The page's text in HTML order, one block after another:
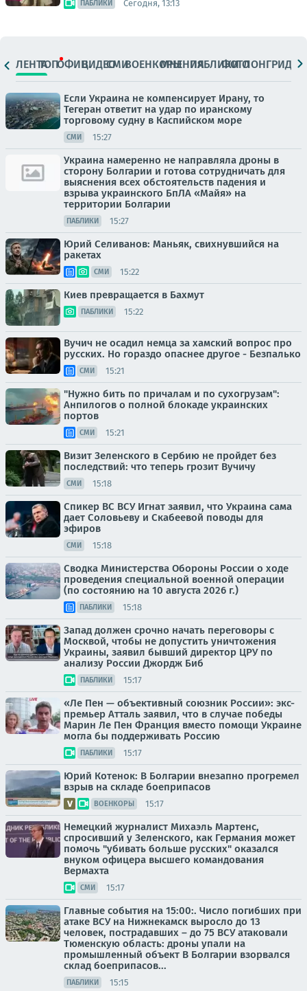
ПАБЛИКИ Сегодня, 13:13
ЛЕНТАТОПОФИЦ.ВИДЕОСМИВОЕНКОРЫМНЕНИЯПАБЛИКИ
ФОТОЛОНГРИДЫ
Если Украина не компенсирует Ирану, то
Тегеран ответит на удар по иранскому
торговому судну в Каспийском море
СМИ 15:27
Украина намеренно не направляла дроны в
сторону Болгарии и готова сотрудничать для
выяснения всех обстоятельств падения и
взрыва украинского БпЛА «Майя» на
территории Болгарии
ПАБЛИКИ 15:27
Юрий Селиванов: Маньяк, свихнувшийся на
ракетах
СМИ 15:22
Киев превращается в Бахмут
ПАБЛИКИ 15:22
Вучич не осадил немца за хамский вопрос про
русских. Но гораздо опаснее другое - Безпалько
СМИ 15:21
"Нужно бить по причалам и по сухогрузам":
Анпилогов о полной блокаде украинских
портов
СМИ 15:21
Визит Зеленского в Сербию не пройдет без
последствий: что теперь грозит Вучичу
СМИ 15:18
Спикер ВС ВСУ Игнат заявил, что Украина сама
дает Соловьеву и Скабеевой поводы для
эфиров
СМИ 15:18
Сводка Министерства Обороны России о ходе
проведения специальной военной операции
(по состоянию на 10 августа 2026 г.)
ПАБЛИКИ 15:18
Запад должен срочно начать переговоры с
Москвой, чтобы не допустить уничтожения
Украины, заявил бывший директор ЦРУ по
анализу России Джордж Биб
ПАБЛИКИ 15:17
«Ле Пен — объективный союзник России»: экс-
премьер Атталь заявил, что в случае победы
Марин Ле Пен Франция вместо помощи Украине
могла бы поддерживать Россию
ПАБЛИКИ 15:17
Юрий Котенок: В Болгарии внезапно прогремел
взрыв на складе боеприпасов
ВОЕНКОРЫ 15:17
Немецкий журналист Михаэль Мартенс,
спросивший у Зеленского, как Германия может
помочь "убивать больше русских" оказался
внуком офицера высшего командования
Вермахта
СМИ 15:17
Главные события на 15:00:. Число погибших при
атаке ВСУ на Нижнекамск выросло до 13
человек, пострадавших – до 75 ВСУ атаковали
Тюменскую область: дроны упали на
промышленный объект В Болгарии взорвался
склад боеприпасов...
ПАБЛИКИ 15:15